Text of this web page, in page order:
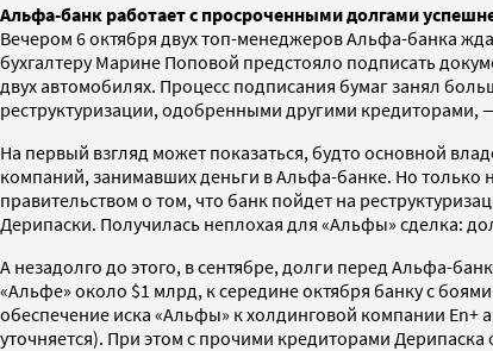
Альфа-банк работает с просроченными долгами
Вечером 6 октября двух топ-менеджеров Альфа-банка
бухгалтеру Марине Поповой предстояло подписать
двух автомобилях. Процесс подписания бумаг занял
реструктуризации, одобренными другими кредиторами,
На первый взгляд может показаться, будто основной
компаний, занимавших деньги в Альфа-банке. Но только
правительством о том, что банк пойдет на
Дерипаски. Получилась неплохая для «Альфы» сделка:
А незадолго до этого, в сентябре, долги перед Альфа-
«Альфе» около $1 млрд, к середине октября банку с
обеспечение иска «Альфы» к холдинговой компании En+
уточняется). При этом с прочими кредиторами